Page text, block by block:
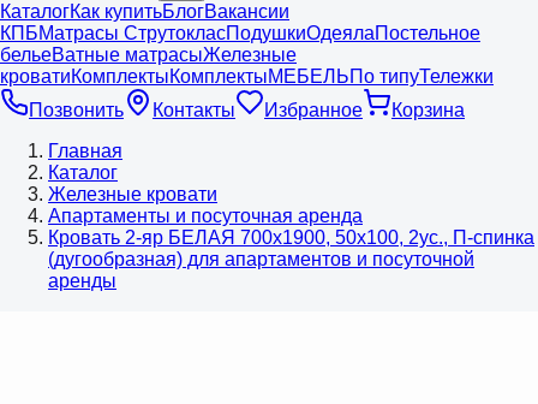
КаталогКак купитьБлогВакансии
КПБМатрасы СтрутокласПодушкиОдеялаПостельное
бельеВатные матрасыЖелезные
кроватиКомплектыКомплектыМЕБЕЛЬПо типуТележки
Позвонить
Контакты Избранное
Корзина
Главная
Каталог
Железные кровати
Апартаменты и посуточная аренда
Кровать 2-яр БЕЛАЯ 700х1900, 50х100, 2ус., П-спинка
(дугообразная) для апартаментов и посуточной
аренды